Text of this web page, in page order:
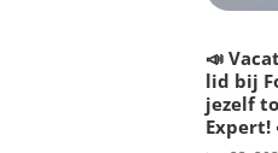
📣
lid bij
jezelf
Expert!